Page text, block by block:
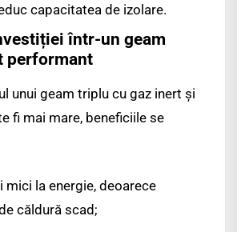
capacitatea de izolare.
într-un geam
performant
unui geam triplu cu gaz inert și
fi mai mare, beneficiile se
mici la energie, deoarece
căldură scad;